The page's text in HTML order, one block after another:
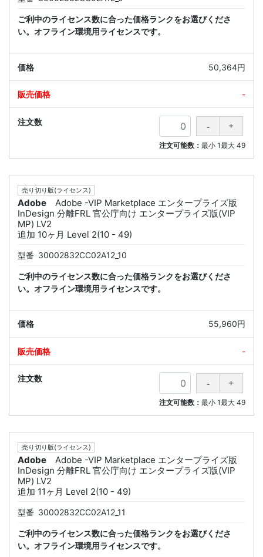
ご利中のライセンス数に合った価格ランクをお選びくださ
い。オフライン環境用ライセンスです。
50,364円
-
注文可能数： 最小 1最大 49
売り切り版(ライセンス)
Adobe
Adobe -VIP Marketplace エンタープライズ版
InDesign 分離FRL 官公庁向け エンタープライズ版(VIP
MP) LV2
追加 10ヶ月 Level 2(10 - 49)
型番 30002832CC02A12_10
ご利中のライセンス数に合った価格ランクをお選びくださ
い。オフライン環境用ライセンスです。
55,960円
-
注文可能数： 最小 1最大 49
売り切り版(ライセンス)
Adobe
Adobe -VIP Marketplace エンタープライズ版
InDesign 分離FRL 官公庁向け エンタープライズ版(VIP
MP) LV2
追加 11ヶ月 Level 2(10 - 49)
型番 30002832CC02A12_11
ご利中のライセンス数に合った価格ランクをお選びくださ
い。オフライン環境用ライセンスです。